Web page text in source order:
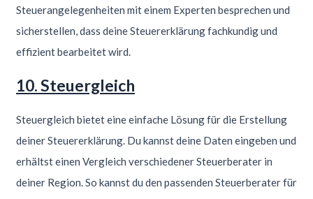
Steuerangelegenheiten mit einem Experten besprechen und
sicherstellen, dass deine Steuererklärung fachkundig und
effizient bearbeitet wird.
10. Steuergleich
Steuergleich bietet eine einfache Lösung für die Erstellung
deiner Steuererklärung. Du kannst deine Daten eingeben und
erhältst einen Vergleich verschiedener Steuerberater in
deiner Region. So kannst du den passenden Steuerberater für